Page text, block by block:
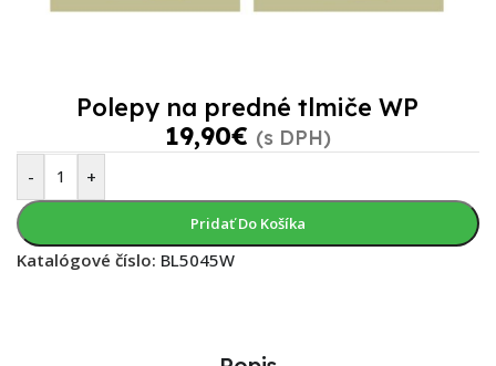
Polepy na predné tlmiče WP
19,90€ (s DPH)
- +
Pridať Do Košíka
Katalógové číslo: BL5045W